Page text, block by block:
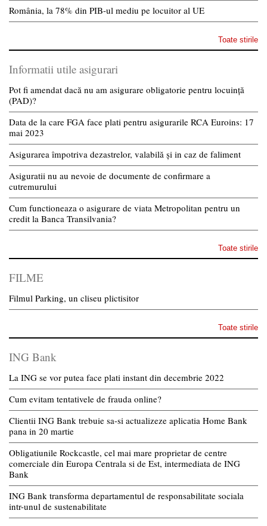
România, la 78% din PIB-ul mediu pe locuitor al UE
Toate stirile
Informatii utile asigurari
Pot fi amendat dacă nu am asigurare obligatorie pentru locuință
(PAD)?
Data de la care FGA face plati pentru asigurarile RCA Euroins: 17
mai 2023
Asigurarea împotriva dezastrelor, valabilă și in caz de faliment
Asiguratii nu au nevoie de documente de confirmare a
cutremurului
Cum functioneaza o asigurare de viata Metropolitan pentru un
credit la Banca Transilvania?
Toate stirile
FILME
Filmul Parking, un cliseu plictisitor
Toate stirile
ING Bank
La ING se vor putea face plati instant din decembrie 2022
Cum evitam tentativele de frauda online?
Clientii ING Bank trebuie sa-si actualizeze aplicatia Home Bank
pana in 20 martie
Obligatiunile Rockcastle, cel mai mare proprietar de centre
comerciale din Europa Centrala si de Est, intermediata de ING
Bank
ING Bank transforma departamentul de responsabilitate sociala
intr-unul de sustenabilitate